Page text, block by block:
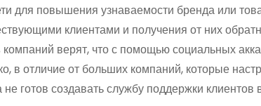
для повышения узнаваемости бренда или
клиентами и получения от них
верят, что с помощью социальных
в отличие от больших компаний, которые
готов создавать службу поддержки клиентов